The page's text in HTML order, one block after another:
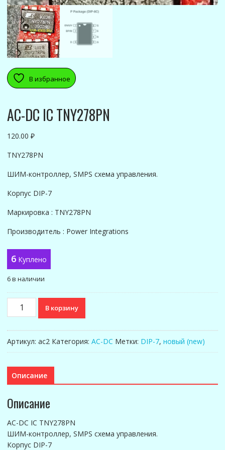
В избранное
AC-DC IC TNY278PN
120.00 ₽
TNY278PN
ШИМ-контроллер, SMPS схема управления.
Корпус DIP-7
Маркировка : TNY278PN
Производитель : Power Integrations
6 Куплено
6 в наличии
Количество
товара
IC
В корзину
Артикул: ac2 Категория: AC-DC Метки: DIP-7, новый (new)
Описание
Описание
AC-DC IC TNY278PN
ШИМ-контроллер, SMPS схема упpавления.
Корпус DIP-7